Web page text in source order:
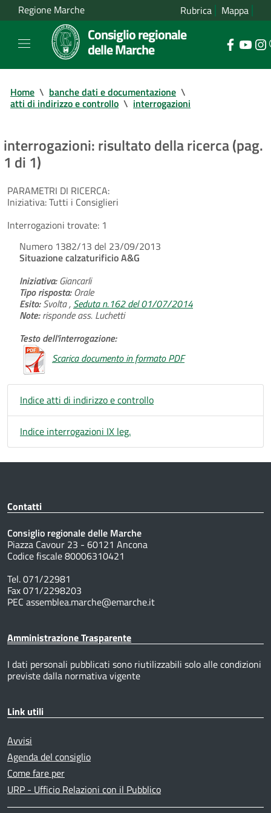
Regione Marche Rubrica Mappa
Consiglio regionale
delle Marche
Home \ banche dati e documentazione \
atti di indirizzo e controllo \ interrogazioni
interrogazioni: risultato della ricerca (pag.
1 di 1)
PARAMETRI DI RICERCA:
Iniziativa:Tutti i Consiglieri
Interrogazioni trovate: 1
Numero 1382/13 del 23/09/2013
Situazione calzaturificio A&G
Iniziativa:Giancarli
Tipo risposta:Orale
Esito:Svolta , Seduta n.162 del 01/07/2014
Note:risponde ass. Luchetti
Testo dell'interrogazione:
Scarica documento in formato PDF
Indice atti di indirizzo e controllo
Indice interrogazioni IX leg.
Contatti
Consiglio regionale delle Marche
Piazza Cavour 23 - 60121 Ancona
Codice fiscale 80006310421
Tel. 071/22981
Fax 071/2298203
PEC assemblea.marche@emarche.it
Amministrazione Trasparente
I dati personali pubblicati sono riutilizzabili solo alle condizioni
previste dalla normativa vigente
Link utili
Avvisi
Agenda del consiglio
Come fare per
URP - Ufficio Relazioni con il Pubblico